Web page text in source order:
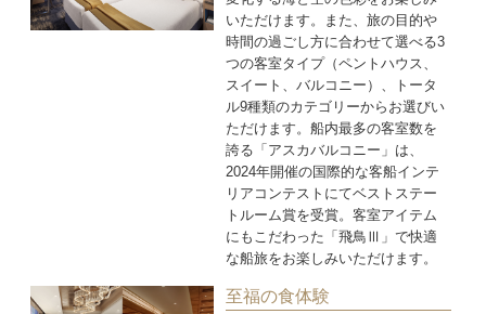
いただけます。また、旅の目的や
時間の過ごし方に合わせて選べる3
つの客室タイプ（ペントハウス、
スイート、バルコニー）、トータ
ル9種類のカテゴリーからお選びい
ただけます。船内最多の客室数を
誇る「アスカバルコニー」は、
2024年開催の国際的な客船インテ
リアコンテストにてベストステー
トルーム賞を受賞。客室アイテム
にもこだわった「飛鳥Ⅲ」で快適
な船旅をお楽しみいただけます。
至福の食体験